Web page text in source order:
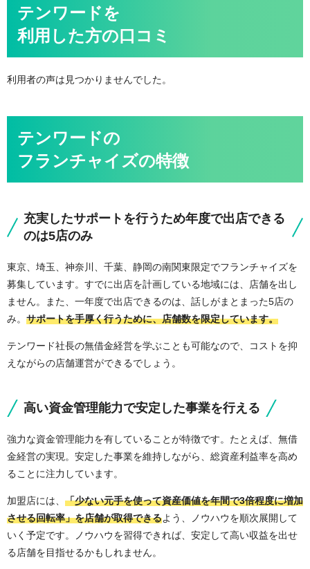
テンワードを
利用した方の口コミ
利用者の声は見つかりませんでした。
テンワードの
フランチャイズの特徴
充実したサポートを行うため年度で出店できる
のは5店のみ
東京、埼玉、神奈川、千葉、静岡の南関東限定でフランチャイズを
募集しています。すでに出店を計画している地域には、店舗を出し
ません。また、一年度で出店できるのは、話しがまとまった5店の
み。 サポートを手厚く行うために、店舗数を限定しています。
テンワード社長の無借金経営を学ぶことも可能なので、コストを抑
えながらの店舗運営ができるでしょう。
高い資金管理能力で安定した事業を行える
強力な資金管理能力を有していることが特徴です。たとえば、無借
金経営の実現。安定した事業を維持しながら、総資産利益率を高め
ることに注力しています。
加盟店には、 「少ない元手を使って資産価値を年間で3倍程度に増加
させる回転率」を店舗が取得できるよう、ノウハウを順次展開して
いく予定です。ノウハウを習得できれば、安定して高い収益を出せ
る店舗を目指せるかもしれません。